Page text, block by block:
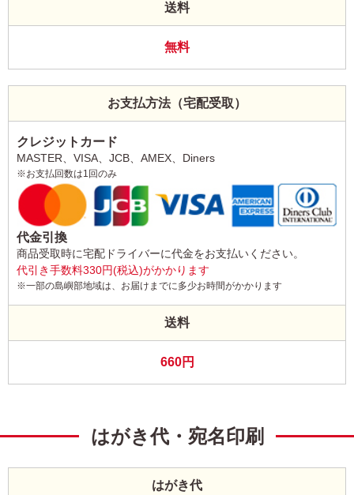
送料
無料
お支払方法（宅配受取）
クレジットカード
MASTER、VISA、JCB、AMEX、Diners
※お支払回数は1回のみ
代金引換
商品受取時に宅配ドライバーに代金をお支払いください。
代引き手数料330円(税込)がかかります
※一部の島嶼部地域は、お届けまでに多少お時間がかかります
送料
660円
はがき代・宛名印刷
はがき代